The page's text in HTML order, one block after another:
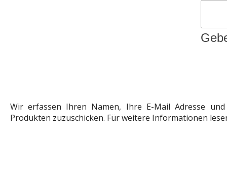
Wir erfassen Ihren Namen, Ihre E-Mail Adresse
Produkten zuzuschicken. Für weitere Informationen